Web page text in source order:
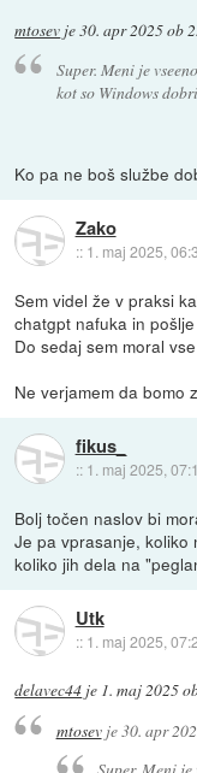
mtosev je30. apr 2025 ob
Super. Meni je
kot so Windows
Ko pa ne boš službe
Zako
:: 1. maj 2025,
Sem videl že v praksi
chatgpt nafuka in
Do sedaj sem moral
Ne verjamem da bomo
fikus_
:: 1. maj 2025,
Bolj točen naslov bi
Je pa vprasanje, koliko
koliko jih dela na
Utk
:: 1. maj 2025,
delavec44 je 1. maj 2025
mtosevje30. apr